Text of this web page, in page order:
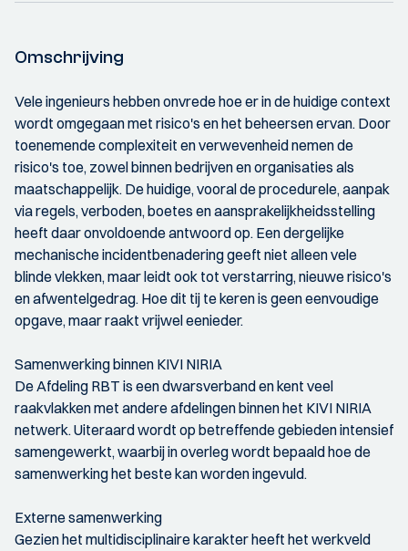
Omschrijving
Vele ingenieurs hebben onvrede hoe er in de huidige context
wordt omgegaan met risico's en het beheersen ervan. Door
toenemende complexiteit en verwevenheid nemen de
risico's toe, zowel binnen bedrijven en organisaties als
maatschappelijk. De huidige, vooral de procedurele, aanpak
via regels, verboden, boetes en aansprakelijkheidsstelling
heeft daar onvoldoende antwoord op. Een dergelijke
mechanische incidentbenadering geeft niet alleen vele
blinde vlekken, maar leidt ook tot verstarring, nieuwe risico's
en afwentelgedrag. Hoe dit tij te keren is geen eenvoudige
opgave, maar raakt vrijwel eenieder.
Samenwerking binnen KIVI NIRIA
De Afdeling RBT is een dwarsverband en kent veel
raakvlakken met andere afdelingen binnen het KIVI NIRIA
netwerk. Uiteraard wordt op betreffende gebieden intensief
samengewerkt, waarbij in overleg wordt bepaald hoe de
samenwerking het beste kan worden ingevuld.
Externe samenwerking
Gezien het multidisciplinaire karakter heeft het werkveld